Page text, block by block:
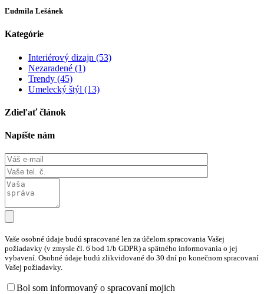
Ľudmila Lešánek
Kategórie
Interiérový dizajn (53)
Nezaradené (1)
Trendy (45)
Umelecký štýl (13)
Zdieľať článok
Napíšte nám
Vaše osobné údaje budú spracované len za účelom spracovania Vašej
požiadavky (v zmysle čl. 6 bod 1/b GDPR) a spätného informovania o jej
vybavení. Osobné údaje budú zlikvidované do 30 dní po konečnom spracovaní
Vašej požiadavky.
Bol som informovaný o spracovaní mojich